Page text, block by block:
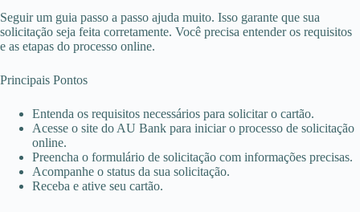
Seguir um guia passo a passo ajuda muito. Isso garante que sua
solicitação seja feita corretamente. Você precisa entender os requisitos
e as etapas do processo online.
Principais Pontos
Entenda os requisitos necessários para solicitar o cartão.
Acesse o site do AU Bank para iniciar o processo de solicitação
online.
Preencha o formulário de solicitação com informações precisas.
Acompanhe o status da sua solicitação.
Receba e ative seu cartão.